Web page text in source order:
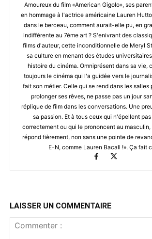
Amoureux du film «American Gigolo», ses
en hommage à l'actrice américaine Lauren
dans le berceau, comment aurait-elle pu, en
indifférente au 7ème art ? S'enivrant des
films d'auteur, cette inconditionnelle de Meryl
sa culture en menant des études
histoire du cinéma. Omniprésent dans sa vie,
toujours le cinéma qui l'a guidée vers le
fait son métier. Celle qui se rend dans les salles
prolonger ses rêves, ne passe pas un jour
réplique de film dans les conversations. Une
sa passion. Et à tous ceux qui n'épellent
correctement ou qui le prononcent au masculin,
répond fièrement, non sans une pointe de
E-N, comme Lauren Bacall !». Ça fait
LAISSER UN COMMENTAIRE